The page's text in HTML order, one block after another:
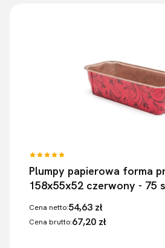
Plumpy papierowa forma
158x55x52 czerwony - 75
Cena netto:54,63 zł
Cena brutto:67,20 zł